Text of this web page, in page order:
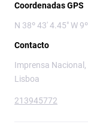
Coordenadas GPS
N 38º 43' 4.45" W
Contacto
Imprensa
Lisboa
213945772